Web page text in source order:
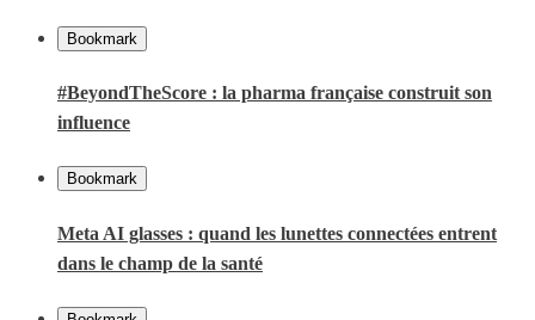
Bookmark
#BeyondTheScore : la pharma française construit son
influence
Bookmark
Meta AI glasses : quand les lunettes connectées entrent
dans le champ de la santé